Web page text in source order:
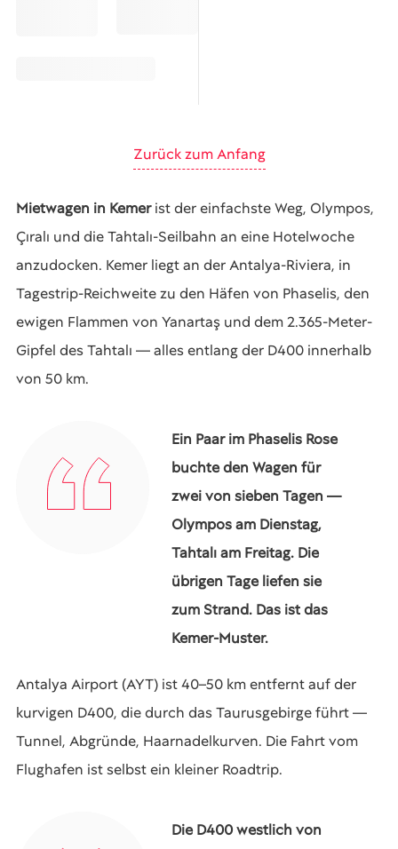
Zurück zum Anfang
Mietwagen in Kemerist der einfachste Weg, Olympos,
Çıralı und die Tahtalı-Seilbahn an eine Hotelwoche
anzudocken. Kemer liegt an der Antalya-Riviera, in
Tagestrip-Reichweite zu den Häfen von Phaselis, den
ewigen Flammen von Yanartaş und dem 2.365-Meter-
Gipfel des Tahtalı — alles entlang der D400 innerhalb
von 50 km.
Ein Paar im Phaselis Rose
buchte den Wagen für
zwei von sieben Tagen —
Olympos am Dienstag,
Tahtalı am Freitag. Die
übrigen Tage liefen sie
zum Strand. Das ist das
Kemer-Muster.
Antalya Airport (AYT) ist 40–50 km entfernt auf der
kurvigen D400, die durch das Taurusgebirge führt —
Tunnel, Abgründe, Haarnadelkurven. Die Fahrt vom
Flughafen ist selbst ein kleiner Roadtrip.
Die D400 westlich von